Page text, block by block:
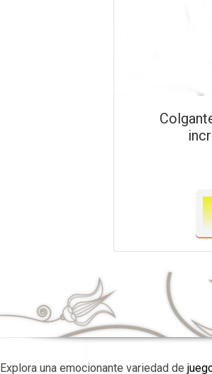
Explora una emocionante variedad de